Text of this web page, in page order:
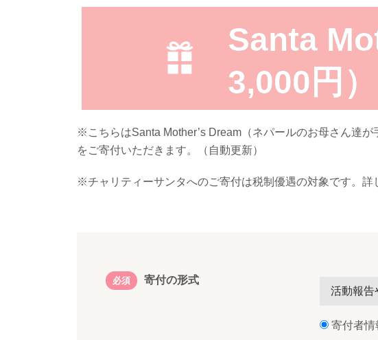
Santa
3,000円）
※こちらはSanta Mother’s Dream（ネパールのお母さん達
をご寄付いただきます。（自動更新）
※チャリティーサンタへのご寄付は税制優遇の対象です。詳
必須
寄付の形式
活動報告
寄付者情